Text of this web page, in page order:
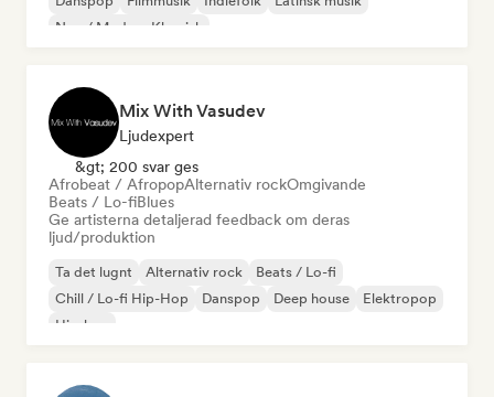
Neo / Modern Klassisk
Mix With Vasudev
Ljudexpert
&gt; 200 svar ges
Afrobeat / AfropopAlternativ rockOmgivande
Beats / Lo-fiBlues
Ge artisterna detaljerad feedback om deras
ljud/produktion
Ta det lugnt Alternativ rock
Beats / Lo-fi
Chill / Lo-fi Hip-Hop
Danspop Deep house
Elektropop
Hip-hop